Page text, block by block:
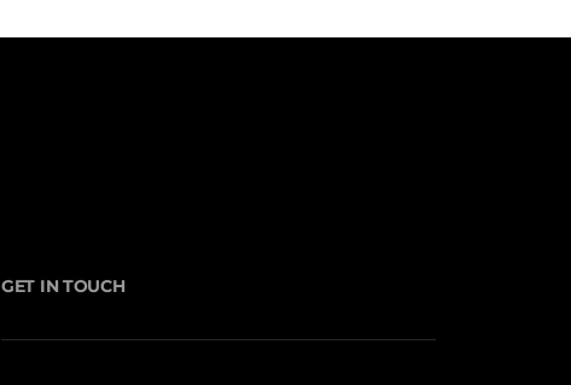
GET IN TOUCH